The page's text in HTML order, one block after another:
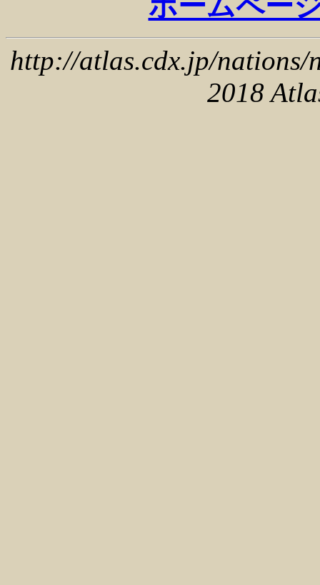
http://atlas.cdx.jp/nations/
2018